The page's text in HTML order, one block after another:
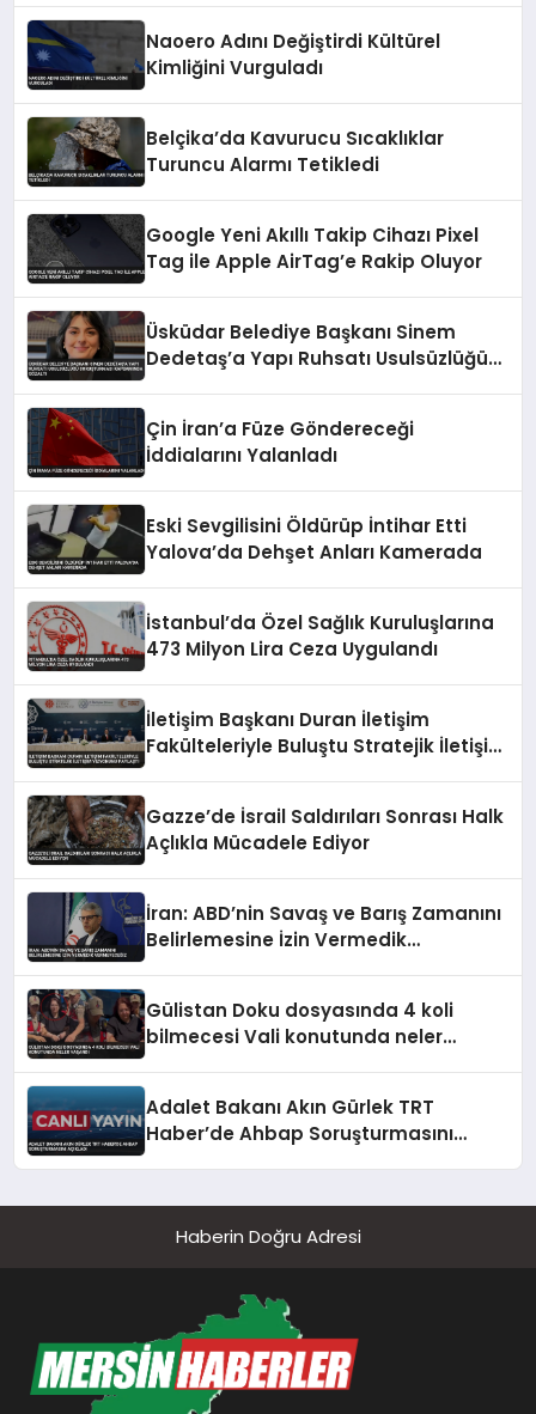
Naoero Adını Değiştirdi Kültürel
Kimliğini Vurguladı
Belçika’da Kavurucu Sıcaklıklar
Turuncu Alarmı Tetikledi
Google Yeni Akıllı Takip Cihazı Pixel
Tag ile Apple AirTag’e Rakip Oluyor
Üsküdar Belediye Başkanı Sinem
Dedetaş’a Yapı Ruhsatı Usulsüzlüğü
Çin İran’a Füze Göndereceği
İddialarını Yalanladı
Eski Sevgilisini Öldürüp İntihar Etti
Yalova’da Dehşet Anları Kamerada
İstanbul’da Özel Sağlık Kuruluşlarına
473 Milyon Lira Ceza Uygulandı
İletişim Başkanı Duran İletişim
Fakülteleriyle Buluştu Stratejik İletişim
Gazze’de İsrail Saldırıları Sonrası Halk
Açlıkla Mücadele Ediyor
İran: ABD’nin Savaş ve Barış Zamanını
Belirlemesine İzin Vermedik
Gülistan Doku dosyasında 4 koli
bilmecesi Vali konutunda neler
Adalet Bakanı Akın Gürlek TRT
Haber’de Ahbap Soruşturmasını
Haberin Doğru Adresi